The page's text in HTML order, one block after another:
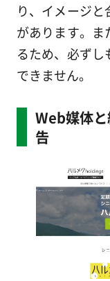
り、イメージ
があります。
るため、必ず
できません。
Web媒体
告